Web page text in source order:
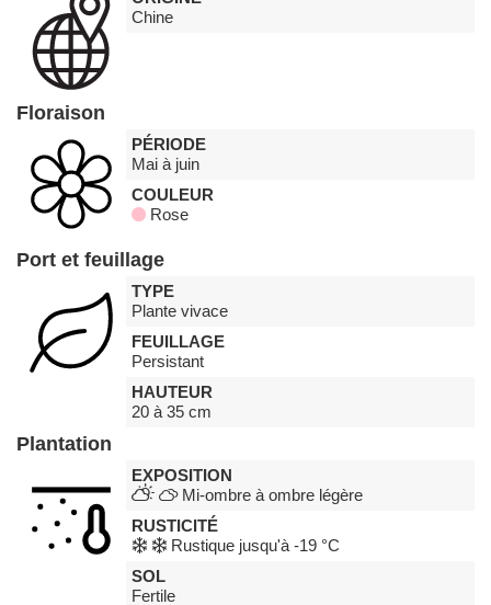
Chine
Floraison
PÉRIODE
Mai à juin
COULEUR
Rose
Port et feuillage
TYPE
Plante vivace
FEUILLAGE
Persistant
HAUTEUR
20 à 35 cm
Plantation
EXPOSITION
Mi-ombre à ombre légère
RUSTICITÉ
Rustique jusqu'à -19 °C
SOL
Fertile